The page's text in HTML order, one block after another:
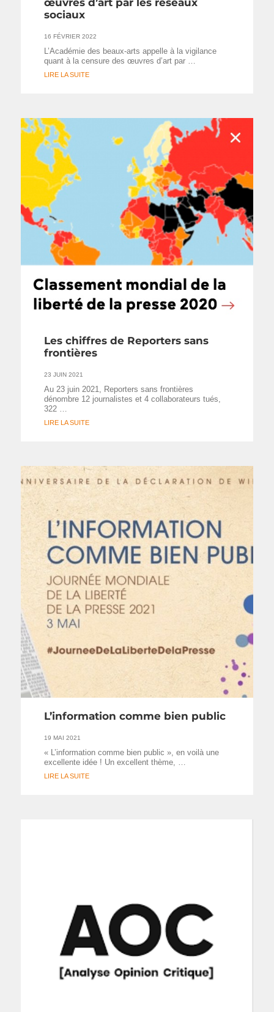
sociaux
16 FÉVRIER 2022
L’Académie des beaux-arts appelle à la vigilance
quant à la censure des œuvres d’art par …
LIRE LA SUITE
Les chiffres de Reporters sans
frontières
23 JUIN 2021
Au 23 juin 2021, Reporters sans frontières
dénombre 12 journalistes et 4 collaborateurs tués,
322 …
LIRE LA SUITE
L’information comme bien public
19 MAI 2021
« L’information comme bien public », en voilà une
excellente idée ! Un excellent thème, …
LIRE LA SUITE